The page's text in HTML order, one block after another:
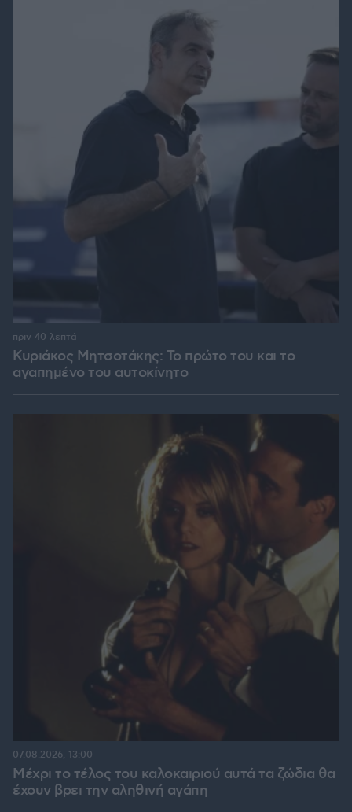
Κυριάκος Μητσοτάκης: Το πρώτο του και το
αγαπημένο του αυτοκίνητο
πριν 40 λεπτά
Μέχρι το τέλος του καλοκαιριού αυτά τα ζώδια θα
έχουν βρει την αληθινή αγάπη
07.08.2026, 13:00